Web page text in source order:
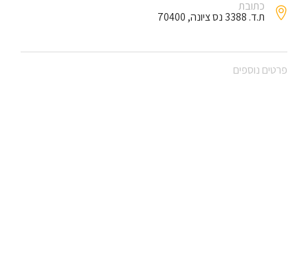
כתובת
ת.ד. 3388 נס ציונה, 70400
פרטים נוספים